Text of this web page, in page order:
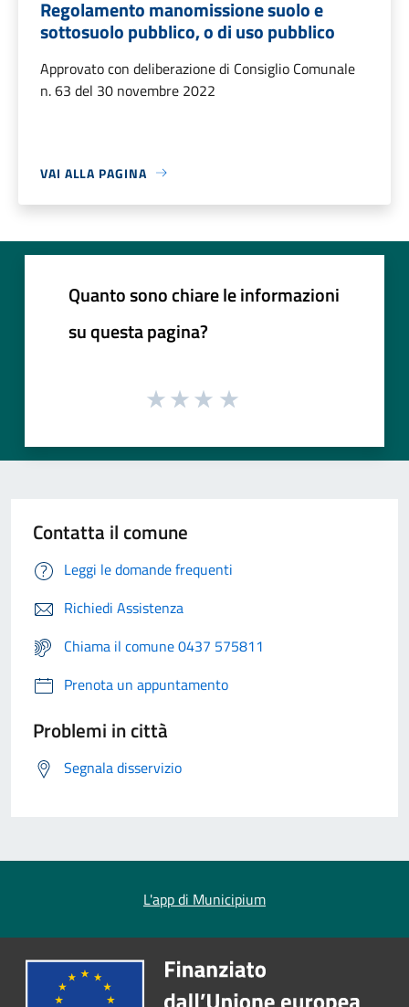
Regolamento manomissione suolo e
sottosuolo pubblico, o di uso pubblico
Approvato con deliberazione di Consiglio Comunale
n. 63 del 30 novembre 2022
VAI ALLA PAGINA
Quanto sono chiare le informazioni
su questa pagina?
Contatta il comune
Leggi le domande frequenti
Richiedi Assistenza
Chiama il comune 0437 575811
Prenota un appuntamento
Problemi in città
Segnala disservizio
L'app di Municipium